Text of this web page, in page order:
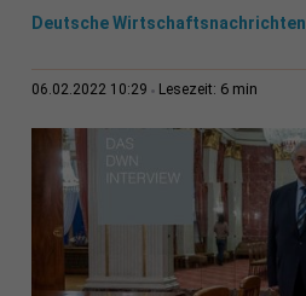
Deutsche Wirtschaftsnachrichten
06.02.2022 10:29 Lesezeit: 6 min